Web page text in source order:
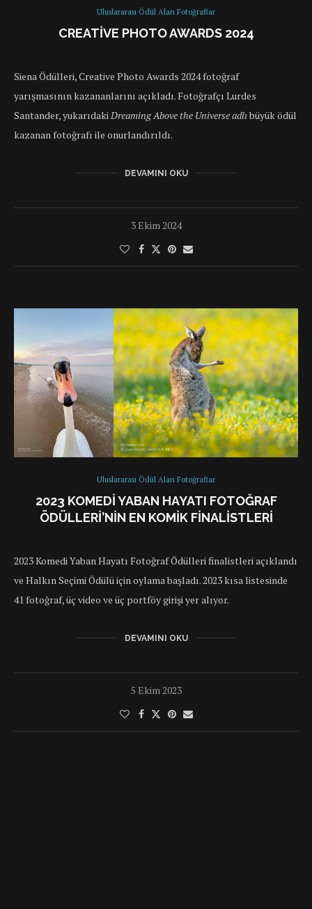
Uluslararası Ödül Alan Fotoğraflar
CREATIVE PHOTO AWARDS 2024
Siena Ödülleri, Creative Photo Awards 2024 fotoğraf
yarışmasının kazananlarını açıkladı. Fotoğrafçı Lurdes
Santander, yukarıdaki Dreaming Above the Universe adlıbüyük ödül
kazanan fotoğrafı ile onurlandırıldı.
DEVAMINI OKU
3 Ekim 2024
Uluslararası Ödül Alan Fotoğraflar
2023 KOMEDI YABAN HAYATI FOTOĞRAF
ÖDÜLLERI’NIN EN KOMIK FINALISTLERI
2023 Komedi Yaban Hayatı Fotoğraf Ödülleri finalistleri açıklandı
ve Halkın Seçimi Ödülü için oylama başladı. 2023 kısa listesinde
41 fotoğraf, üç video ve üç portföy girişi yer alıyor.
DEVAMINI OKU
5 Ekim 2023